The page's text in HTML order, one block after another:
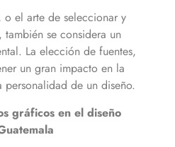
o el arte de seleccionar y
también se considera un
La elección de fuentes,
un gran impacto en la
de un diseño.
gráficos en el diseño